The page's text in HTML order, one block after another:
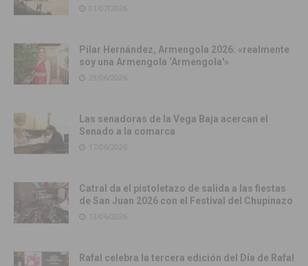
01/07/2026
Pilar Hernández, Armengola 2026: «realmente
soy una Armengola ‘Armengola'»
29/06/2026
Las senadoras de la Vega Baja acercan el
Senado a la comarca
17/06/2026
Catral da el pistoletazo de salida a las fiestas
de San Juan 2026 con el Festival del Chupinazo
13/06/2026
Rafal celebra la tercera edición del Día de Rafal